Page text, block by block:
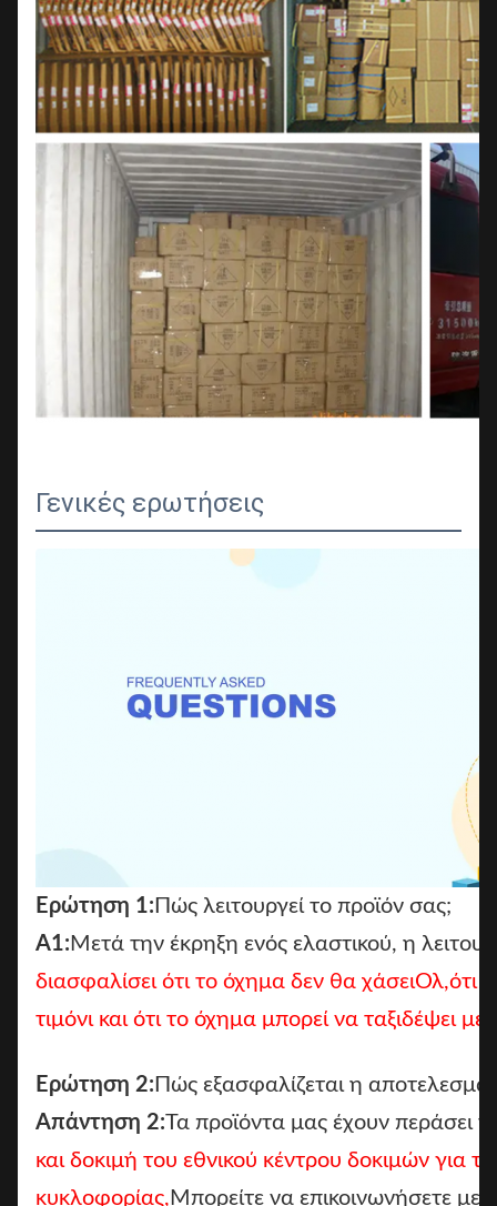
Γενικές ερωτήσεις
Ερώτηση 1: Πώς λειτουργεί το προϊόν σας;
Α1: Μετά την έκρηξη ενός ελαστικού, η
διασφαλίσει ότι το όχημα δεν θα χάσειΟλ,ότι
τιμόνι και ότι το όχημα μπορεί να ταξιδέψει
Ερώτηση 2: Πώς εξασφαλίζεται η
Απάντηση 2:Τα προϊόντα μας έχουν περάσει
και δοκιμή του εθνικού κέντρου δοκιμών για
κυκλοφορίας, Μπορείτε να επικοινωνήσετε